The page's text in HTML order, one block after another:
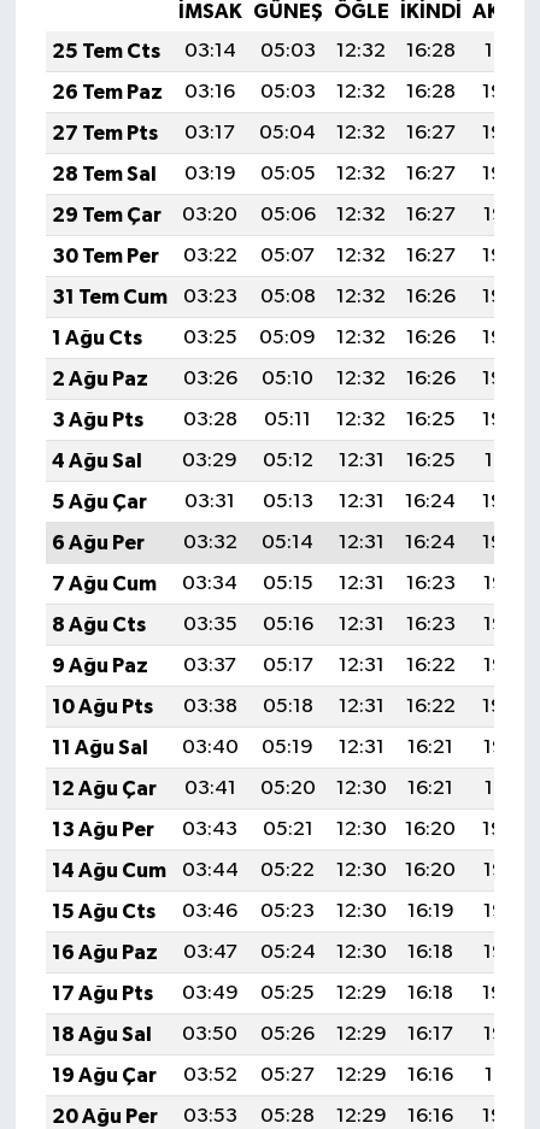
İMSAK GÜNEŞ ÖĞLE İKINDI
25 Tem Cts
03:14 05:03 12:32 16:28
19:51
26 Tem Paz
03:16 05:03 12:32 16:28
19:50
27 Tem Pts
03:17 05:04 12:32 16:27
19:49
28 Tem Sal
03:19 05:05 12:32 16:27
19:48
29 Tem Çar
03:20 05:06 12:32 16:27
19:47
30 Tem Per
03:22 05:07 12:32 16:27
19:46
31 Tem Cum
03:23 05:08 12:32 16:26
19:45
1 Ağu Cts
03:25 05:09 12:32 16:26
19:44
2 Ağu Paz
03:26 05:10 12:32 16:26
19:43
3 Ağu Pts
03:28 05:11 12:32 16:25
19:42
4 Ağu Sal
03:29 05:12 12:31 16:25
19:41
5 Ağu Çar
03:31 05:13 12:31 16:24
19:40
6 Ağu Per
03:32 05:14 12:31 16:24
19:39
7 Ağu Cum
03:34 05:15 12:31 16:23
19:37
8 Ağu Cts
03:35 05:16 12:31 16:23
19:36
9 Ağu Paz
03:37 05:17 12:31 16:22
19:35
10 Ağu Pts
03:38 05:18 12:31 16:22
19:34
11 Ağu Sal
03:40 05:19 12:31 16:21
19:32
12 Ağu Çar
03:41 05:20 12:30 16:21
19:31
13 Ağu Per
03:43 05:21 12:30 16:20
19:30
14 Ağu Cum
03:44 05:22 12:30 16:20
19:28
15 Ağu Cts
03:46 05:23 12:30 16:19
19:27
16 Ağu Paz
03:47 05:24 12:30 16:18
19:26
17 Ağu Pts
03:49 05:25 12:29 16:18
19:24
18 Ağu Sal
03:50 05:26 12:29 16:17
19:23
19 Ağu Çar
03:52 05:27 12:29 16:16
19:21
20 Ağu Per
03:53 05:28 12:29 16:16
19:20